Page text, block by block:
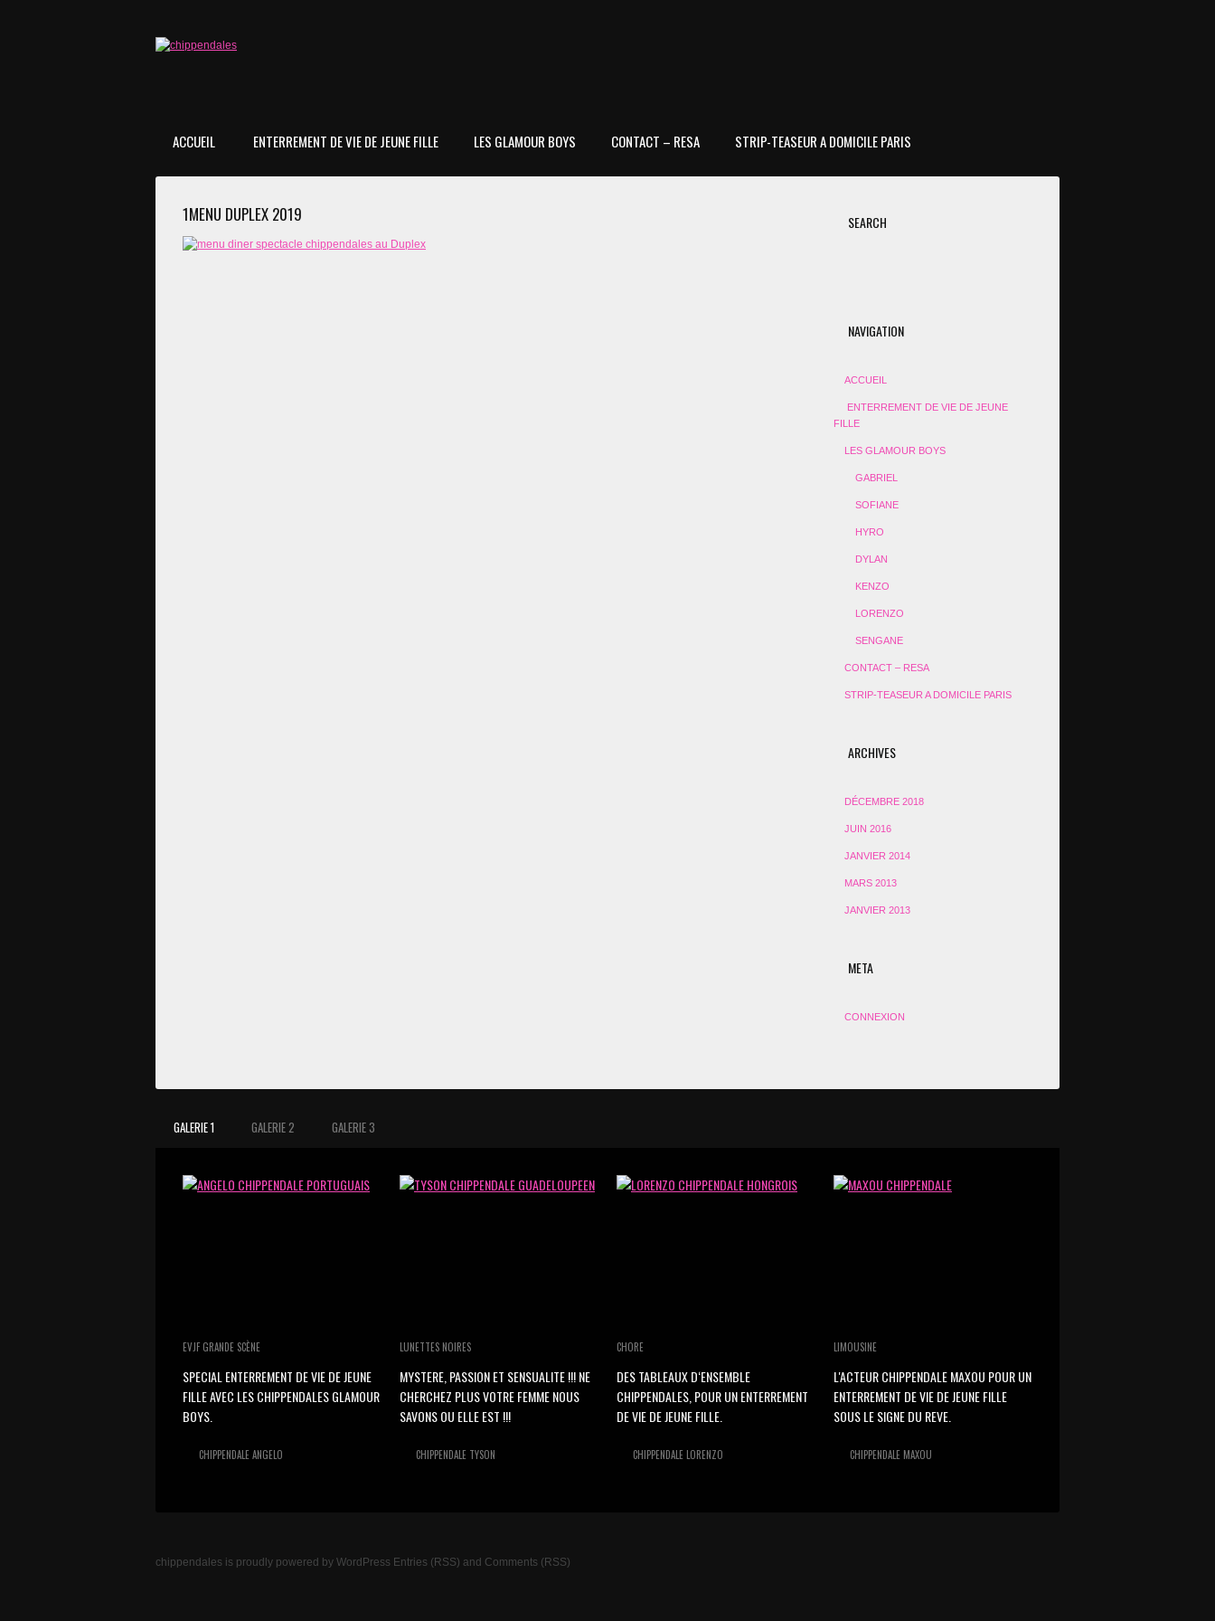
ACCUEIL ENTERREMENT DE VIE DE JEUNE FILLE LES GLAMOUR BOYS CONTACT – RESA STRIP-TEASEUR A DOMICILE PARIS
1MENU DUPLEX 2019 SEARCH
NAVIGATION
ACCUEIL
ENTERREMENT DE VIE DE JEUNE
FILLE
LES GLAMOUR BOYS
GABRIEL
SOFIANE
HYRO
DYLAN
KENZO
LORENZO
SENGANE
CONTACT – RESA
STRIP-TEASEUR A DOMICILE PARIS
ARCHIVES
DÉCEMBRE 2018
JUIN 2016
JANVIER 2014
MARS 2013
JANVIER 2013
META
CONNEXION
GALERIE 1 GALERIE 2 GALERIE 3
EVJF GRANDE SCÈNE
SPECIAL ENTERREMENT DE VIE DE JEUNE
FILLE AVEC LES CHIPPENDALES GLAMOUR
BOYS.
CHIPPENDALE ANGELO
LUNETTES NOIRES
MYSTERE, PASSION ET SENSUALITE !!! NE
CHERCHEZ PLUS VOTRE FEMME NOUS
SAVONS OU ELLE EST !!!
CHIPPENDALE TYSON
CHORE
DES TABLEAUX D‘ENSEMBLE
CHIPPENDALES, POUR UN ENTERREMENT
DE VIE DE JEUNE FILLE.
CHIPPENDALE LORENZO
LIMOUSINE
L'ACTEUR CHIPPENDALE MAXOU POUR UN
ENTERREMENT DE VIE DE JEUNE FILLE
SOUS LE SIGNE DU REVE.
CHIPPENDALE MAXOU
chippendales is proudly powered by WordPress Entries (RSS) and Comments (RSS)